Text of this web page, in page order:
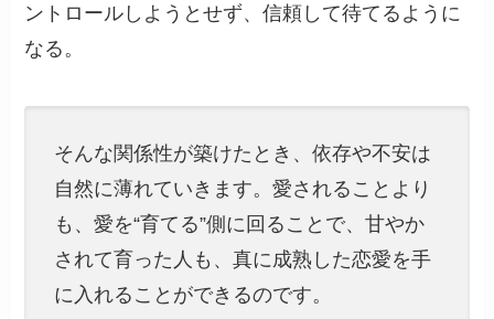
ントロールしようとせず、信頼して待てるように
なる。
そんな関係性が築けたとき、依存や不安は
自然に薄れていきます。愛されることより
も、愛を“育てる”側に回ることで、甘やか
されて育った人も、真に成熟した恋愛を手
に入れることができるのです。